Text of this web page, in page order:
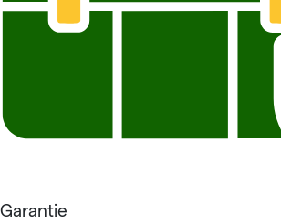
Garantie